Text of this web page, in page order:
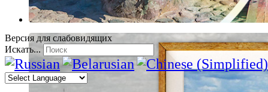
Версия для слабовидящих
Искать...